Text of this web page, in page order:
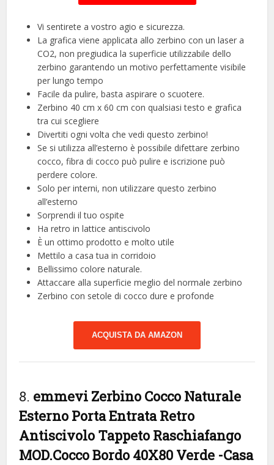
Vi sentirete a vostro agio e sicurezza.
La grafica viene applicata allo zerbino con un laser a
CO2, non pregiudica la superficie utilizzabile dello
zerbino garantendo un motivo perfettamente visibile
per lungo tempo
Facile da pulire, basta aspirare o scuotere.
Zerbino 40 cm x 60 cm con qualsiasi testo e grafica
tra cui scegliere
Divertiti ogni volta che vedi questo zerbino!
Se si utilizza all’esterno è possibile difettare zerbino
cocco, fibra di cocco può pulire e iscrizione può
perdere colore.
Solo per interni, non utilizzare questo zerbino
all’esterno
Sorprendi il tuo ospite
Ha retro in lattice antiscivolo
È un ottimo prodotto e molto utile
Mettilo a casa tua in corridoio
Bellissimo colore naturale.
Attaccare alla superficie meglio del normale zerbino
Zerbino con setole di cocco dure e profonde
ACQUISTA DA AMAZON
8. emmevi Zerbino Cocco Naturale
Esterno Porta Entrata Retro
Antiscivolo Tappeto Raschiafango
MOD.Cocco Bordo 40X80 Verde -Casa